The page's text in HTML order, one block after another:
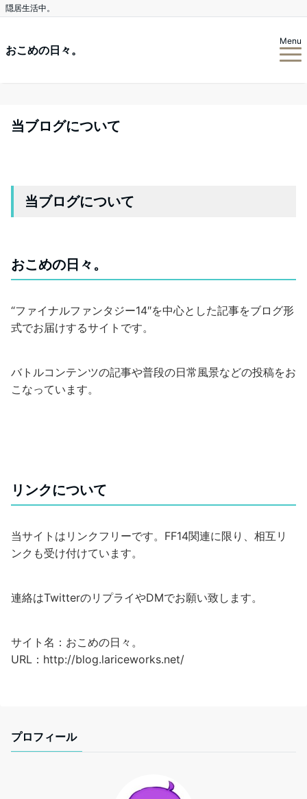
隠居生活中。
おこめの日々。
Menu
当ブログについて
当ブログについて
おこめの日々。
“ファイナルファンタジー14″を中心とした記事をブログ形
式でお届けするサイトです。
バトルコンテンツの記事や普段の日常風景などの投稿をお
こなっています。
リンクについて
当サイトはリンクフリーです。FF14関連に限り、相互リ
ンクも受け付けています。
連絡はTwitterのリプライやDMでお願い致します。
サイト名：おこめの日々。
URL：http://blog.lariceworks.net/
プロフィール